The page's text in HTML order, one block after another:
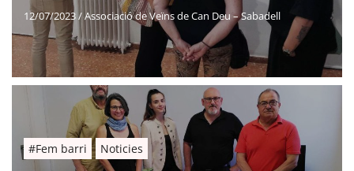
12/07/2023/Associació de Veïns de Can Deu – Sabadell
#Fem barri Noticies